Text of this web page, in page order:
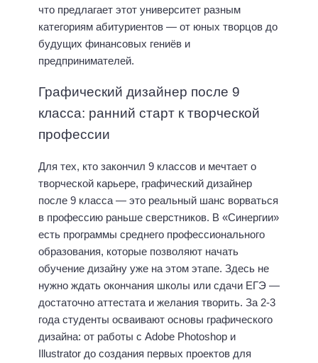
что предлагает этот университет разным
категориям абитуриентов — от юных творцов до
будущих финансовых гениёв и
предпринимателей.
Графический дизайнер после 9
класса: ранний старт к творческой
профессии
Для тех, кто закончил 9 классов и мечтает о
творческой карьере, графический дизайнер
после 9 класса — это реальный шанс ворваться
в профессию раньше сверстников. В «Синергии»
есть программы среднего профессионального
образования, которые позволяют начать
обучение дизайну уже на этом этапе. Здесь не
нужно ждать окончания школы или сдачи ЕГЭ —
достаточно аттестата и желания творить. За 2-3
года студенты осваивают основы графического
дизайна: от работы с Adobe Photoshop и
Illustrator до создания первых проектов для